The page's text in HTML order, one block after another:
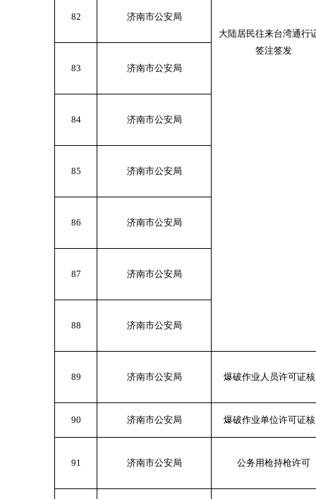
大陆居民往来台湾通行
签注签发
82 济南市公安局
83 济南市公安局
84 济南市公安局
85 济南市公安局
86 济南市公安局
87 济南市公安局
88 济南市公安局
89 济南市公安局 爆破作业人员许可证
90 济南市公安局 爆破作业单位许可证
91 济南市公安局 公务用枪持枪许可